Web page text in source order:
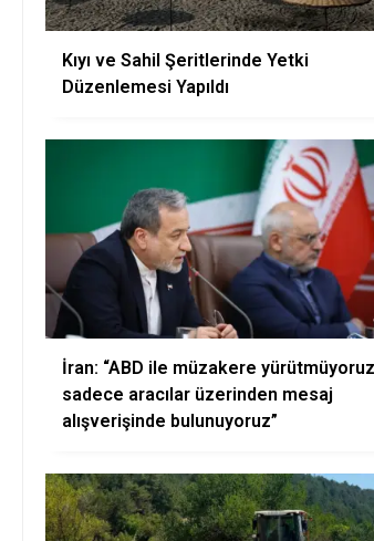
Kıyı ve Sahil Şeritlerinde Yetki
Düzenlemesi Yapıldı
İran: “ABD ile müzakere yürütmüyoruz
sadece aracılar üzerinden mesaj
alışverişinde bulunuyoruz”